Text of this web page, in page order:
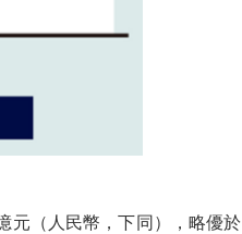
元（人民幣，下同），略優於